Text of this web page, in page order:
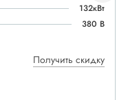
132кВт
380 В
Получить скидку